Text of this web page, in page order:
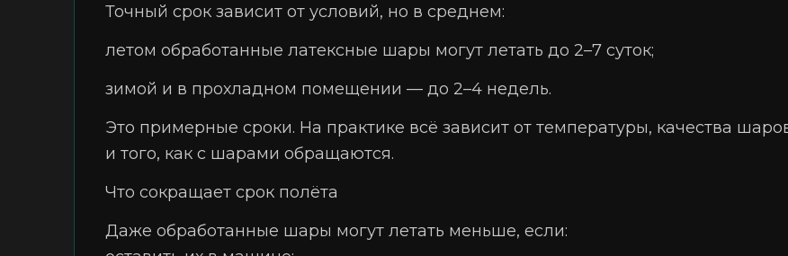
Точный срок зависит от условий, но в среднем:
летом обработанные латексные шары могут летать до 2–7 суток;
зимой и в прохладном помещении — до 2–4 недель.
Это примерные сроки. На практике всё зависит от температуры, качества
и того, как с шарами обращаются.
Что сокращает срок полёта
Даже обработанные шары могут летать меньше, если: